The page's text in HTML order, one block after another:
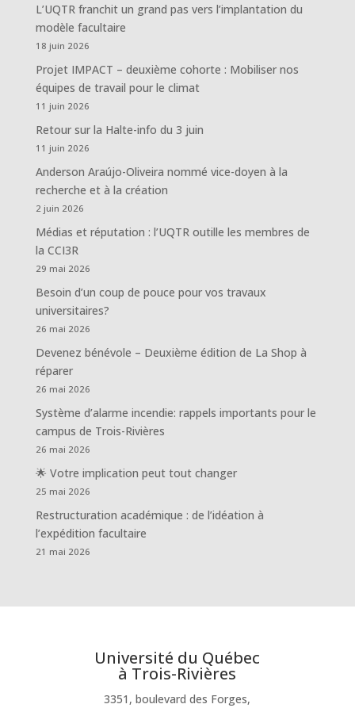
L’UQTR franchit un grand pas vers l’implantation du
modèle facultaire
18 juin 2026
Projet IMPACT – deuxième cohorte : Mobiliser nos
équipes de travail pour le climat
11 juin 2026
Retour sur la Halte-info du 3 juin
11 juin 2026
Anderson Araújo-Oliveira nommé vice-doyen à la
recherche et à la création
2 juin 2026
Médias et réputation : l’UQTR outille les membres de
la CCI3R
29 mai 2026
Besoin d’un coup de pouce pour vos travaux
universitaires?
26 mai 2026
Devenez bénévole – Deuxième édition de La Shop à
réparer
26 mai 2026
Système d’alarme incendie: rappels importants pour le
campus de Trois-Rivières
26 mai 2026
🌟 Votre implication peut tout changer
25 mai 2026
Restructuration académique : de l’idéation à
l’expédition facultaire
21 mai 2026
Université du Québec
à Trois-Rivières
3351, boulevard des Forges,